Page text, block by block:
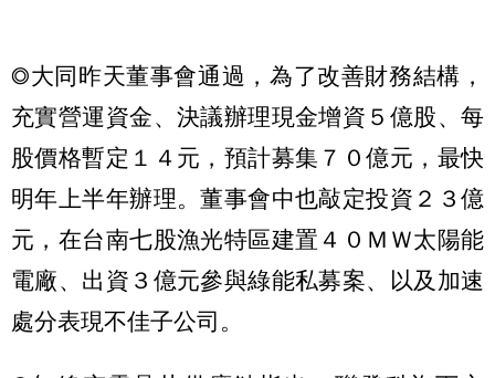
◎大同昨天董事會通過，為了改善財務結構，
充實營運資金、決議辦理現金增資５億股、每
股價格暫定１４元，預計募集７０億元，最快
明年上半年辦理。董事會中也敲定投資２３億
元，在台南七股漁光特區建置４０ＭＷ太陽能
電廠、出資３億元參與綠能私募案、以及加速
處分表現不佳子公司。